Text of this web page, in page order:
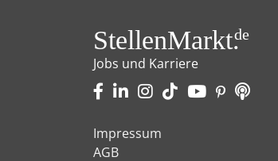
StellenMarkt.de
Jobs und Karriere
Impressum
AGB